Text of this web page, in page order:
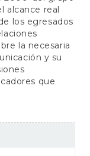
alcance real
los egresados
la necesaria
y su
que